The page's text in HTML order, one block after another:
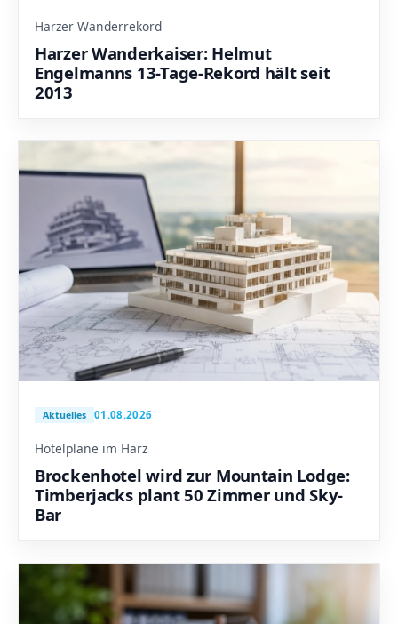
Harzer Wanderrekord
Harzer Wanderkaiser: Helmut
Engelmanns 13-Tage-Rekord hält seit
2013
Aktuelles 01.08.2026
Hotelpläne im Harz
Brockenhotel wird zur Mountain Lodge:
Timberjacks plant 50 Zimmer und Sky-
Bar